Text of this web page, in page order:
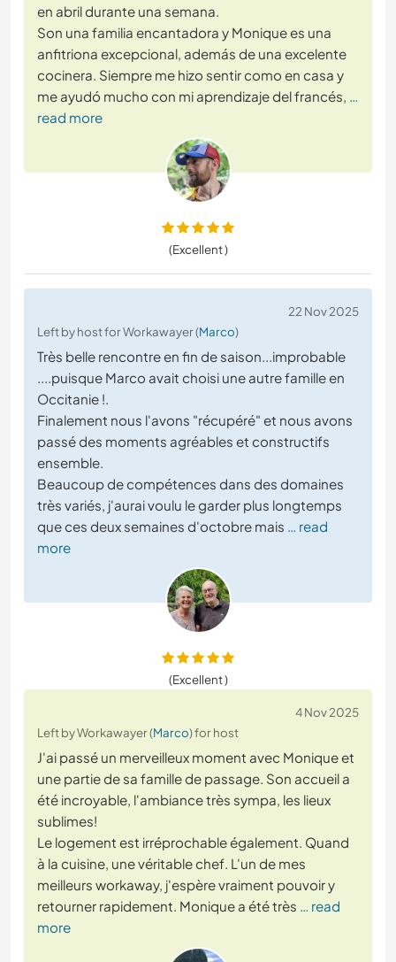
en abril durante una semana.
Son una familia encantadora y Monique es una
anfitriona excepcional, además de una excelente
cocinera. Siempre me hizo sentir como en casa y
me ayudó mucho con mi aprendizaje del francés, …
read more
(Excellent )
22 Nov 2025
Left by host for Workawayer (Marco)
Très belle rencontre en fin de saison...improbable
....puisque Marco avait choisi une autre famille en
Occitanie !.
Finalement nous l'avons "récupéré" et nous avons
passé des moments agréables et constructifs
ensemble.
Beaucoup de compétences dans des domaines
très variés, j'aurai voulu le garder plus longtemps
que ces deux semaines d'octobre mais … read
more
(Excellent )
4 Nov 2025
Left by Workawayer (Marco) for host
J'ai passé un merveilleux moment avec Monique et
une partie de sa famille de passage. Son accueil a
été incroyable, l'ambiance très sympa, les lieux
sublimes!
Le logement est irréprochable également. Quand
à la cuisine, une véritable chef. L'un de mes
meilleurs workaway, j'espère vraiment pouvoir y
retourner rapidement. Monique a été très … read
more